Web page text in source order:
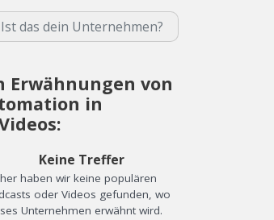
Ist das dein Unternehmen?
Erwähnungen von
in
Keine Treffer
haben wir keine populären
oder Videos gefunden, wo
Unternehmen erwähnt wird.